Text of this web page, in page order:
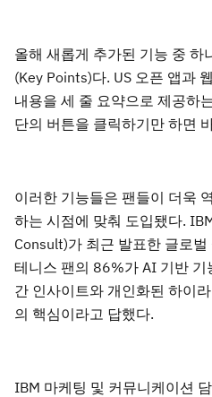
올해 새롭게 추가된 기능 중 하
(Key Points)다. US 오픈 앱과
내용을 세 줄 요약으로 제공하
단의 버튼을 클릭하기만 하면
이러한 기능들은 팬들이 더욱
하는 시점에 맞춰 도입됐다.
Consult)가 최근 발표한 글로
테니스 팬의 86%가 AI 기반 기
간 인사이트와 개인화된 하이
의 핵심이라고 답했다.
IBM 마케팅 및 커뮤니케이션